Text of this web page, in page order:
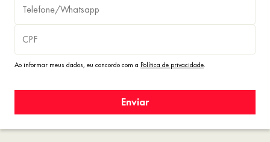
Ao informar meus dados, eu concordo com a Política de privacidade.
Enviar